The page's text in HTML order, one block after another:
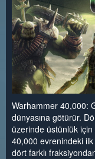
Warhammer 40,000:
dünyasına götürür.
üzerinde üstünlük için
40,000 evrenindeki
dört farklı